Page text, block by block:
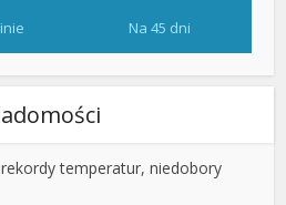
Na 45 dni
temperatur, niedobory